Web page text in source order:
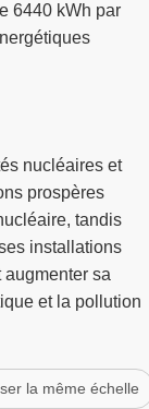
6440 kWh par
nucléaires et
prospères
tandis
installations
sa
et la pollution
la même échelle